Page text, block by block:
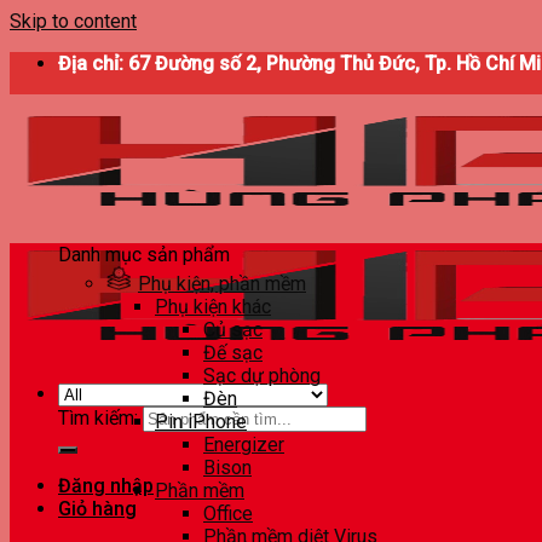
Skip to content
Địa chỉ: 67 Đường số 2, Phường Thủ Đức, Tp. Hồ Chí
Tìm kiếm:
Đăng nhập
Giỏ hàng
Danh mục sản phẩm
Phụ kiện, phần mềm
Phụ kiện khác
Củ sạc
Đế sạc
Sạc dự phòng
Đèn
Pin iPhone
Energizer
Bison
Phần mềm
Office
Phần mềm diệt Virus